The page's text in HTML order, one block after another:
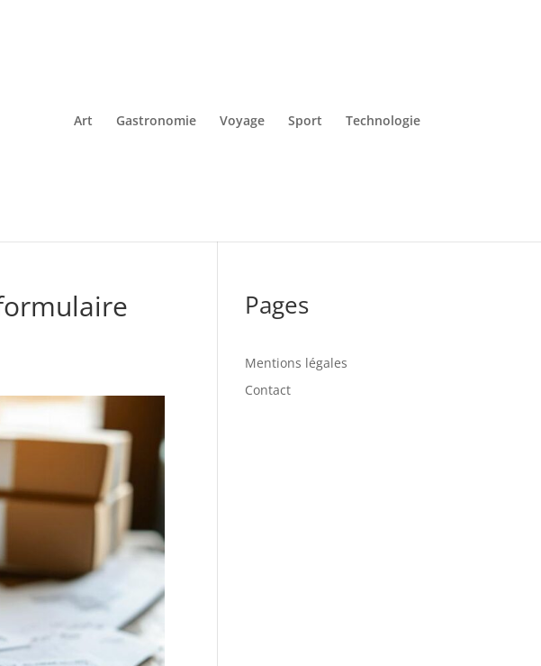
Art Gastronomie Voyage Sport Technologie
Pages
Mentions légales
Contact